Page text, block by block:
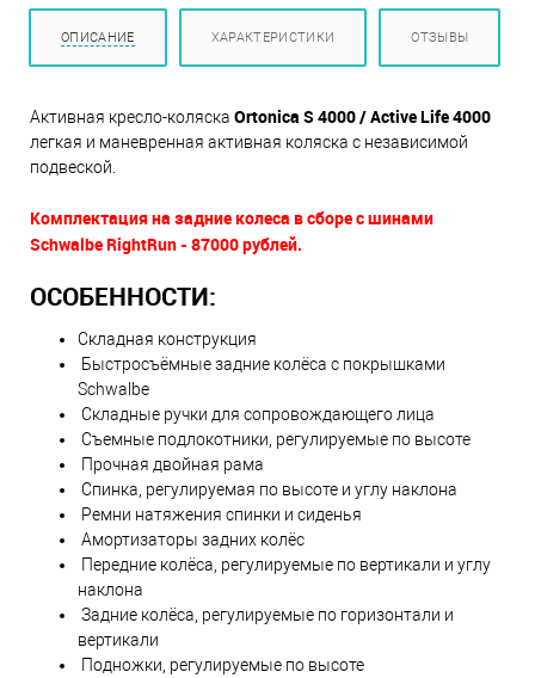
ОПИСАНИЕ ХАРАКТЕРИСТИКИ ОТЗЫВЫ
Активная кресло-коляска Ortonica S 4000 / Active Life 4000
легкая и маневренная активная коляска с независимой
подвеской.
Комплектация на задние колеса в сборе с шинами
Schwalbe RightRun - 87000 рублей.
ОСОБЕННОСТИ:
Складная конструкция
Быстросъёмные задние колёса с покрышками
Schwalbe
Складные ручки для сопровождающего лица
Съемные подлокотники, регулируемые по высоте
Прочная двойная рама
Спинка, регулируемая по высоте и углу наклона
Ремни натяжения спинки и сиденья
Амортизаторы задних колёс
Передние колёса, регулируемые по вертикали и углу
наклона
Задние колёса, регулируемые по горизонтали и
вертикали
Подножки, регулируемые по высоте